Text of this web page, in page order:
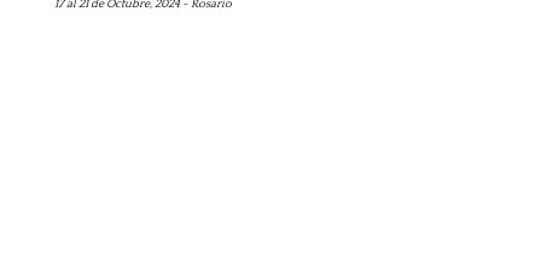
17 al 21 de Octubre, 2024 - Rosario